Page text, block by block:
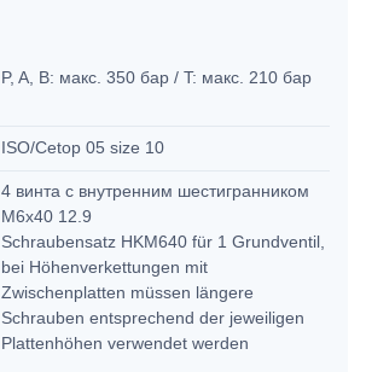
P, A, B: макс. 350 бар / T: макс. 210 бар
ISO/Cetop 05 size 10
4 винта с внутренним шестигранником
М6х40 12.9
Schraubensatz HKM640 für 1 Grundventil,
bei Höhenverkettungen mit
Zwischenplatten müssen längere
Schrauben entsprechend der jeweiligen
Plattenhöhen verwendet werden